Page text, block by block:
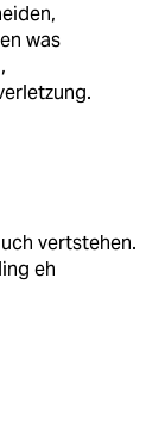
was
vertstehen.
eh